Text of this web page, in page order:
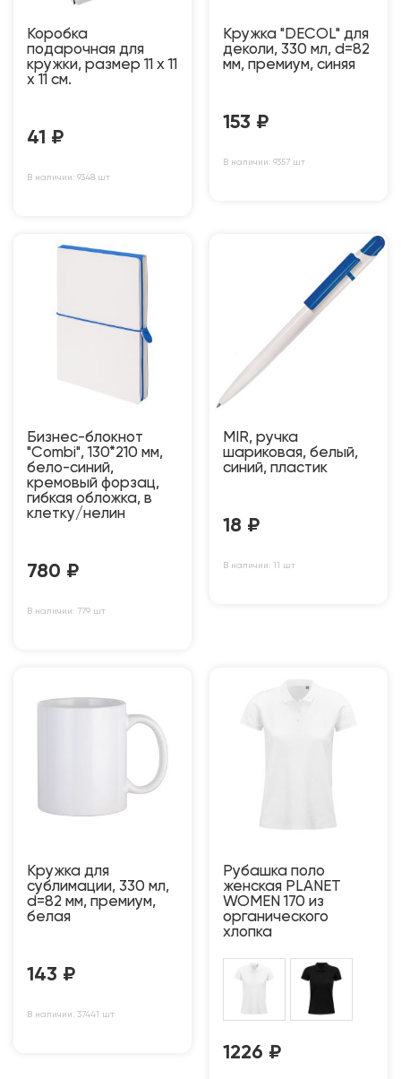
Коробка
подарочная для
кружки, размер 11 x 11
x 11 см.
41 ₽
В наличии: 9348 шт
Кружка "DECOL" для
деколи, 330 мл, d=82
мм, премиум, синяя
153 ₽
В наличии: 9357 шт
Бизнес-блокнот
"Combi", 130*210 мм,
бело-синий,
кремовый форзац,
гибкая обложка, в
клетку/нелин
780 ₽
В наличии: 779 шт
MIR, ручка
шариковая, белый,
синий, пластик
18 ₽
В наличии: 11 шт
Кружка для
сублимации, 330 мл,
d=82 мм, премиум,
белая
143 ₽
В наличии: 37441 шт
Рубашка поло
женская PLANET
WOMEN 170 из
органического
хлопка
1226 ₽